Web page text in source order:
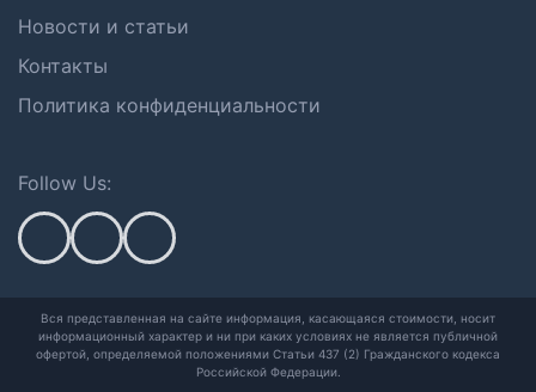
Новости и статьи
Контакты
Политика конфиденциальности
Follow Us:
Вся представленная на сайте информация, касающаяся стоимости, носит
информационный характер и ни при каких условиях не является публичной
офертой, определяемой положениями Статьи 437 (2) Гражданского кодекса
Российской Федерации.